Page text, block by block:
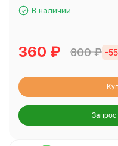
В наличии
360 ₽ 800₽ -
Запрос